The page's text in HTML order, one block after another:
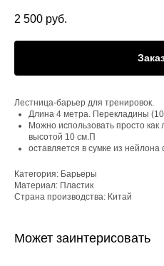
2 500 руб.
Лестница-барьер для тренировок.
Длина 4 метра. Перекладины (10
Можно использовать просто
высотой 10 см.П
оставляется в сумке из
Категория: Барьеры
Материал: Пластик
Страна производства: Китай
Может заинтерисовать